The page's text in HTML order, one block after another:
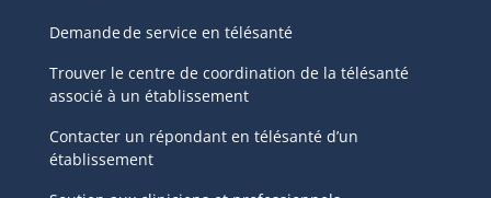
Demande de service en télésanté
Trouver le centre de coordination de la télésanté
associé à un établissement
Contacter un répondant en télésanté d’un
établissement